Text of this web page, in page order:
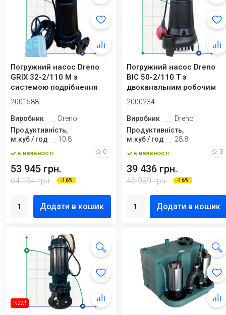
Погружний насос Dreno
GRIX 32-2/110 M з
системою подрібнення
2001588
Виробник
Dreno
Продуктивність,
м.куб / год
10.8
в наявності 0
53 945 грн.
64 194 грн. -16%
Додати в кошик
Погружний насос Dreno
BIC 50-2/110 T з
двоканальним робочим
колесом
2000234
Виробник
Dreno
Продуктивність,
м.куб / год
28.8
в наявності 0
39 436 грн.
46 929 грн. -16%
Додати в кошик
New!